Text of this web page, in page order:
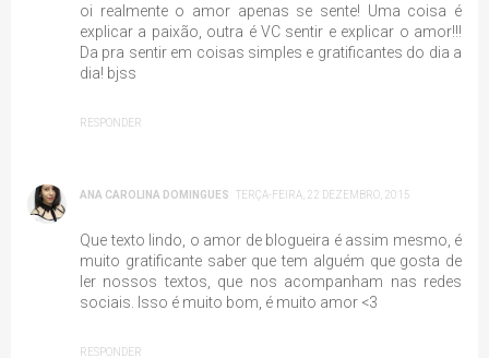
oi realmente o amor apenas se sente! Uma coisa é
explicar a paixão, outra é VC sentir e explicar o amor!!!
Da pra sentir em coisas simples e gratificantes do dia a
dia! bjss
RESPONDER
ANA CAROLINA DOMINGUES TERÇA-FEIRA, 22 DEZEMBRO, 2015
Que texto lindo, o amor de blogueira é assim mesmo, é
muito gratificante saber que tem alguém que gosta de
ler nossos textos, que nos acompanham nas redes
sociais. Isso é muito bom, é muito amor <3
RESPONDER